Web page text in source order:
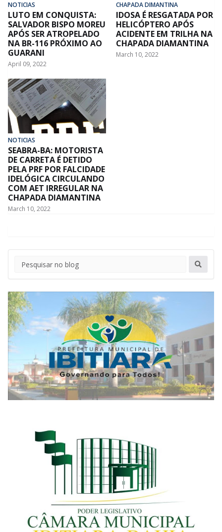
NOTICIAS
LUTO EM CONQUISTA:
SALVADOR BISPO MOREU
APÓS SER ATROPELADO
NA BR-116 PRÓXIMO AO
GUARANI
April 09, 2022
CHAPADA DIMANTINA
IDOSA É RESGATADA POR
HELICÓPTERO APÓS
ACIDENTE EM TRILHA NA
CHAPADA DIAMANTINA
March 10, 2022
NOTICIAS
SEABRA-BA: MOTORISTA
DE CARRETA É DETIDO
PELA PRF POR FALCIDADE
IDELÓGICA CIRCULANDO
COM AET IRREGULAR NA
CHAPADA DIAMANTINA
March 10, 2022